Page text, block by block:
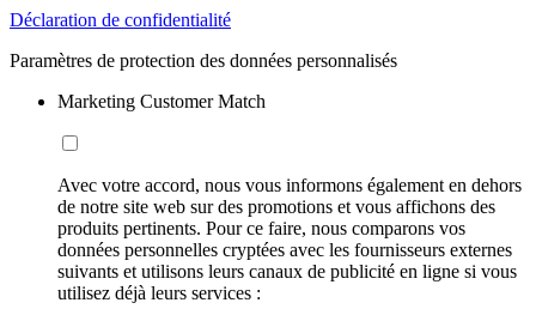
Déclaration de confidentialité
Paramètres de protection des données personnalisés
Marketing Customer Match
Avec votre accord, nous vous informons également en dehors
de notre site web sur des promotions et vous affichons des
produits pertinents. Pour ce faire, nous comparons vos
données personnelles cryptées avec les fournisseurs externes
suivants et utilisons leurs canaux de publicité en ligne si vous
utilisez déjà leurs services :